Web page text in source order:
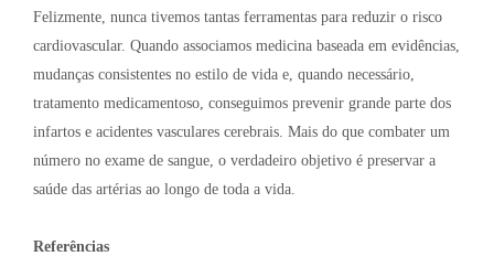
Felizmente, nunca tivemos tantas ferramentas para reduzir o risco
cardiovascular. Quando associamos medicina baseada em evidências,
mudanças consistentes no estilo de vida e, quando necessário,
tratamento medicamentoso, conseguimos prevenir grande parte dos
infartos e acidentes vasculares cerebrais. Mais do que combater um
número no exame de sangue, o verdadeiro objetivo é preservar a
saúde das artérias ao longo de toda a vida.
Referências